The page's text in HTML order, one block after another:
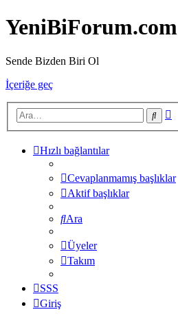
YeniBiForum.com
Sende Bizden Biri Ol
İçeriğe geç
Ara
Hızlı bağlantılar
Cevaplanmamış başlıklar
Aktif başlıklar
Ara
Üyeler
Takım
SSS
Giriş